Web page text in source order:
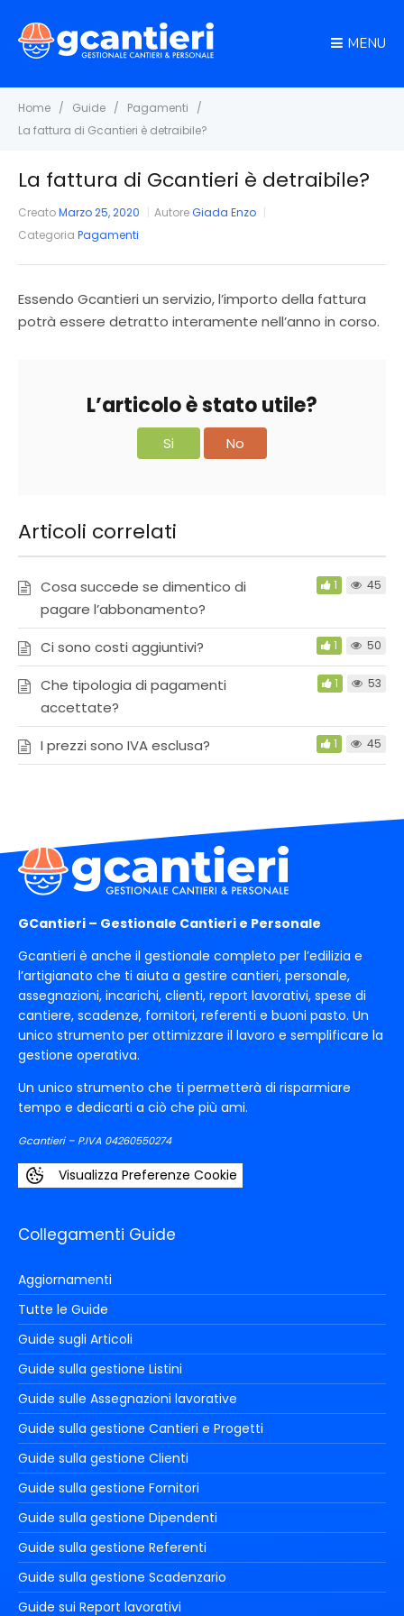
MENU
Home Guide
Pagamenti
La fattura di Gcantieri è detraibile?
La fattura di Gcantieri è detraibile?
CreatoMarzo 25, 2020 AutoreGiada Enzo
Categoria Pagamenti
Essendo Gcantieri un servizio, l’importo della fattura
potrà essere detratto interamente nell’anno in corso.
L’articolo è stato utile?
Si No
Articoli correlati
Cosa succede se dimentico di
pagare l’abbonamento?
1 45
Ci sono costi aggiuntivi? 1 50
Che tipologia di pagamenti
accettate?
1 53
I prezzi sono IVA esclusa? 1 45
GCantieri – Gestionale Cantieri e Personale
Gcantieri è anche il gestionale completo per l’edilizia e
l’artigianato che ti aiuta a gestire cantieri, personale,
assegnazioni, incarichi, clienti, report lavorativi, spese di
cantiere, scadenze, fornitori, referenti e buoni pasto. Un
unico strumento per ottimizzare il lavoro e semplificare la
gestione operativa.
Un unico strumento che ti permetterà di risparmiare
tempo e dedicarti a ciò che più ami.
Gcantieri – P.IVA 04260550274
Visualizza Preferenze Cookie
Collegamenti Guide
Aggiornamenti
Tutte le Guide
Guide sugli Articoli
Guide sulla gestione Listini
Guide sulle Assegnazioni lavorative
Guide sulla gestione Cantieri e Progetti
Guide sulla gestione Clienti
Guide sulla gestione Fornitori
Guide sulla gestione Dipendenti
Guide sulla gestione Referenti
Guide sulla gestione Scadenzario
Guide sui Report lavorativi